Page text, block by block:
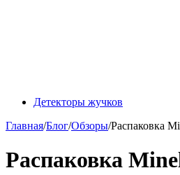
Детекторы жучков
Главная/Блог/Обзоры/Распаковка
Распаковка